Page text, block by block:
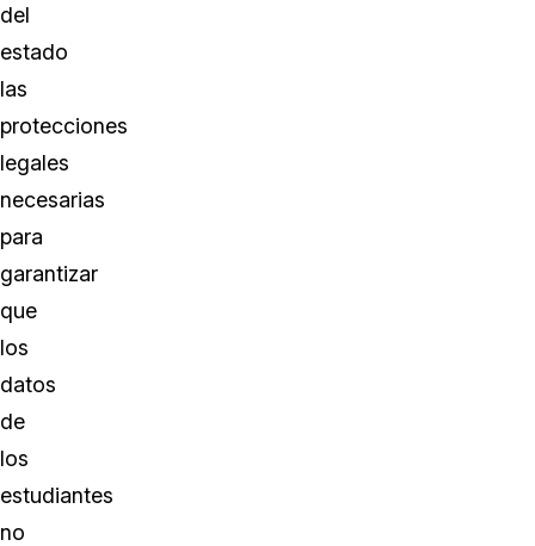
del
estado
las
protecciones
legales
necesarias
para
garantizar
que
los
datos
de
los
estudiantes
no